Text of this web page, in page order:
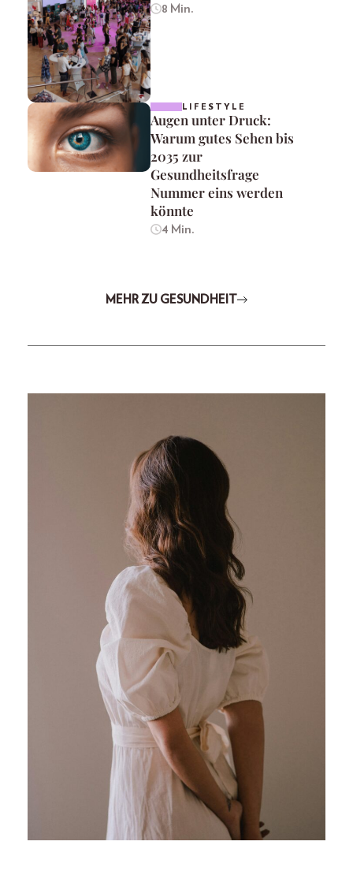
8 Min.
LIFESTYLE
Augen unter Druck:
Warum gutes Sehen bis
2035 zur
Gesundheitsfrage
Nummer eins werden
könnte
4 Min.
MEHR ZU GESUNDHEIT